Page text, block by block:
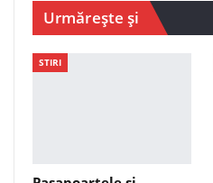
Urmărește și
STIRI